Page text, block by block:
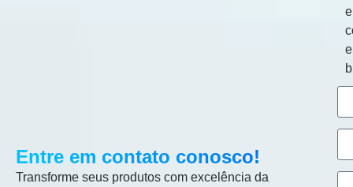
Entre em contato conosco!
Transforme seus produtos com excelência da